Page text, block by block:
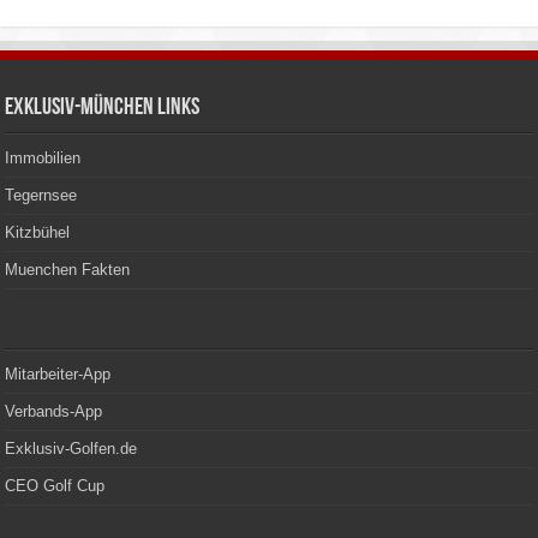
Exklusiv-München Links
Immobilien
Tegernsee
Kitzbühel
Muenchen Fakten
Mitarbeiter-App
Verbands-App
Exklusiv-Golfen.de
CEO Golf Cup